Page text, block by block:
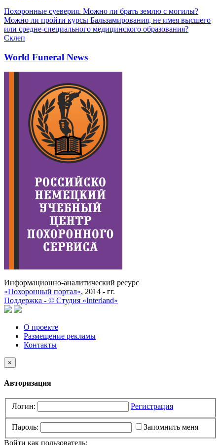
Похоронные суеверия. Можно ли брать землю с могилы?
Можно ли пройти курсы Бальзамирования, не имея высшего
или средне-специального медицинского образования?
Склеп
World Funeral News
Информационно-аналитический ресурс
«Похоронный портал», 2014 - гг.
Поддержка - © Cтудия «Interland»
О проекте
Размещение рекламы
Контакты
×
Авторизация
Логин: Регистрация
Пароль:
Запомнить меня
Войти как пользователь: